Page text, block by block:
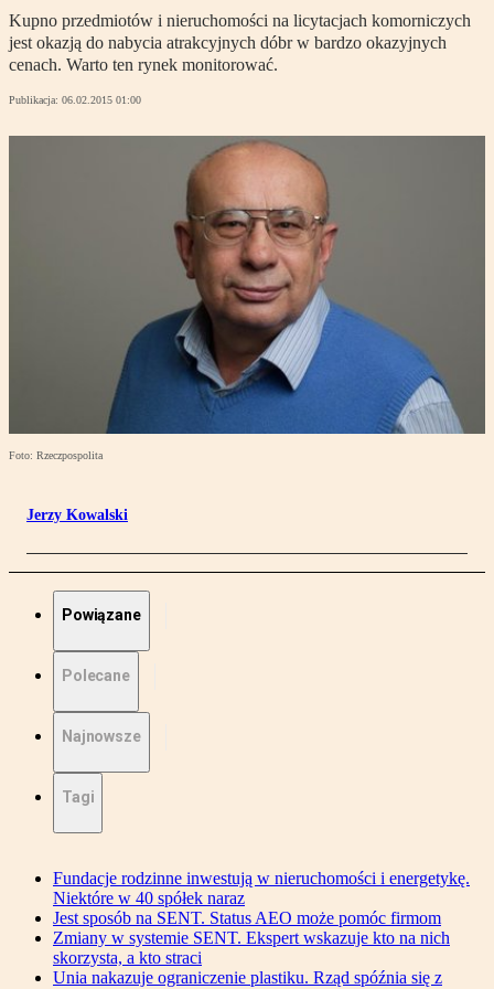
Kupno przedmiotów i nieruchomości na licytacjach komorniczych
jest okazją do nabycia atrakcyjnych dóbr w bardzo okazyjnych
cenach. Warto ten rynek monitorować.
Publikacja: 06.02.2015 01:00
Foto: Rzeczpospolita
Jerzy Kowalski
Powiązane
Polecane
Najnowsze
Tagi
Fundacje rodzinne inwestują w nieruchomości i energetykę.
Niektóre w 40 spółek naraz
Jest sposób na SENT. Status AEO może pomóc firmom
Zmiany w systemie SENT. Ekspert wskazuje kto na nich
skorzysta, a kto straci
Unia nakazuje ograniczenie plastiku. Rząd spóźnia się z